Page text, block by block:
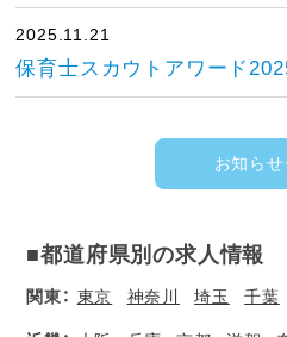
2025.11.21
保育士スカウトアワード
お知ら
■都道府県別の求人情報
関東： 東京 神奈川 埼玉 千葉